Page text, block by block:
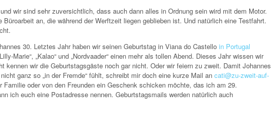
wir sind sehr zuversichtlich, dass auch dann alles in Ordnung sein wird mit dem Motor.
an, die während der Werftzeit liegen geblieben ist. Und natürlich eine Testfahrt.
30. Letztes Jahr haben wir seinen Geburtstag in Viana do Castello in Portugal
Marie“, „Kalao“ und „Nordvaader“ einen mehr als tollen Abend. Dieses Jahr wissen wir
kennen wir die Geburtstagsgäste noch gar nicht. Oder wir feiern zu zweit. Damit Johannes
ganz so „in der Fremde“ fühlt, schreibt mir doch eine kurze Mail an cati@zu-zweit-auf-
Familie oder von den Freunden ein Geschenk schicken möchte, das ich am 29.
ich euch eine Postadresse nennen. Geburtstagsmails werden natürlich auch